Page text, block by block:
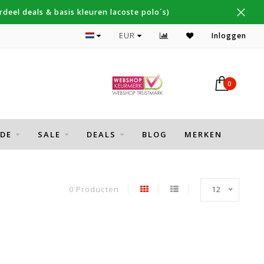
deals & basis kleuren lacoste polo´s)
Topmerken Thomas Maine, Cavallaro, Desoto
EUR Inloggen
0
SALE DEALS BLOG MERKEN
0 Producten 12